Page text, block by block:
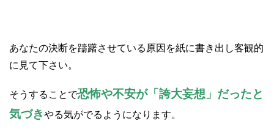
あなたの決断を躊躇させている原因を紙に書き出し客観的
に見て下さい。
そうすることで恐怖や不安が「誇大妄想」だったと
気づきやる気がでるようになります。